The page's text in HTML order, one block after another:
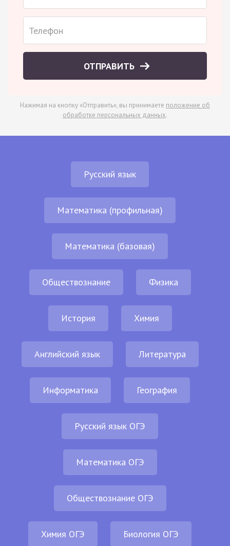
ОТПРАВИТЬ
Нажимая на кнопку «Отправить», вы принимаете положение об
обработке персональных данных.
Русский язык
Математика (профильная)
Математика (базовая)
Обществознание Физика
История Химия
Английский язык Литература
Информатика География
Русский язык ОГЭ
Математика ОГЭ
Обществознание ОГЭ
Химия ОГЭ Биология ОГЭ